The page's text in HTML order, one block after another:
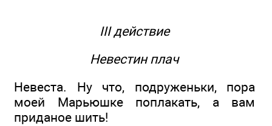
III действие
Невестин плач
Невеста. Ну что, подруженьки, пора
моей Марьюшке поплакать, а вам
приданое шить!